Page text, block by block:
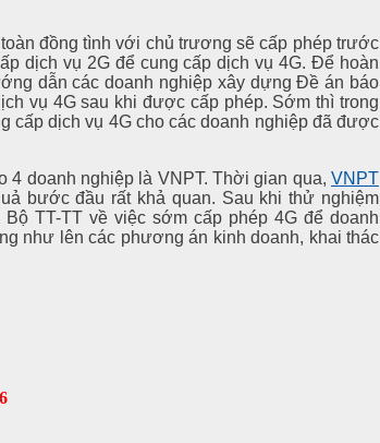
đồng tình với chủ trương sẽ cấp phép trước
dịch vụ 2G để cung cấp dịch vụ 4G. Để hoàn
dẫn các doanh nghiệp xây dựng Đề án báo
vụ 4G sau khi được cấp phép. Sớm thì trong
cấp dịch vụ 4G cho các doanh nghiệp đã được
4 doanh nghiệp là VNPT. Thời gian qua, VNPT
bước đầu rất khả quan. Sau khi thử nghiệm
TT-TT về việc sớm cấp phép 4G để doanh
như lên các phương án kinh doanh, khai thác